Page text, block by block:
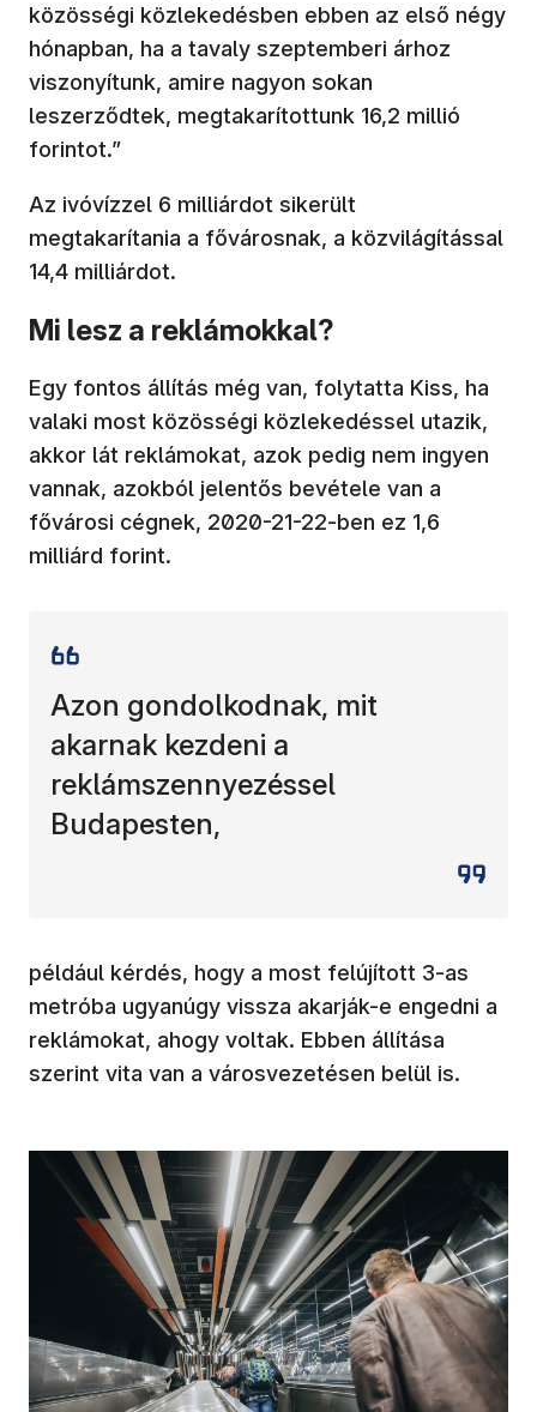
közösségi közlekedésben ebben az első négy
hónapban, ha a tavaly szeptemberi árhoz
viszonyítunk, amire nagyon sokan
leszerződtek, megtakarítottunk 16,2 millió
forintot.”
Az ivóvízzel 6 milliárdot sikerült
megtakarítania a fővárosnak, a közvilágítással
14,4 milliárdot.
Mi lesz a reklámokkal?
Egy fontos állítás még van, folytatta Kiss, ha
valaki most közösségi közlekedéssel utazik,
akkor lát reklámokat, azok pedig nem ingyen
vannak, azokból jelentős bevétele van a
fővárosi cégnek, 2020-21-22-ben ez 1,6
milliárd forint.
Azon gondolkodnak, mit
akarnak kezdeni a
reklámszennyezéssel
Budapesten,
például kérdés, hogy a most felújított 3-as
metróba ugyanúgy vissza akarják-e engedni a
reklámokat, ahogy voltak. Ebben állítása
szerint vita van a városvezetésen belül is.